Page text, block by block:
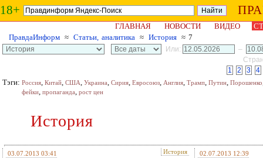
18+
ГЛАВНАЯ НОВОСТИ ВИДЕО
ПравдаИнформ ≈ Статьи, аналитика ≈ История ≈ 7
Или:
–
1
2 3 4
Тэги: Россия, Китай, США, Украина, Сирия, Евросоюз, Англия, Трамп, Путин, Порошенко
фейки, пропаганда, рост цен
История
03.07.2013 03:41 История 02.07.2013 12:39